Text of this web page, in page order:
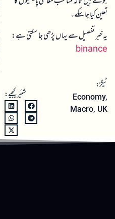
تعین کیا جا سکے۔
یہ خبر تفصیل سے یہاں پڑھی جا سکتی ہے:
binance
ٹیگز:
Economy,
Macro, UK
شئیر کیجیے: